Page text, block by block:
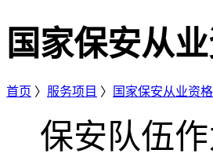
国家保安从
首页 〉 服务项目 〉 国家保安从业资格
保安队伍